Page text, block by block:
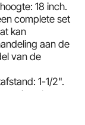
18 inch.
complete set
kan
aan de
van de
1-1/2".
instelgaten
frame